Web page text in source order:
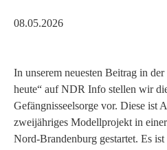
08.05.2026
In unserem neuesten Beitrag in
heute“ auf NDR Info stellen wir
Gefängnisseelsorge vor. Diese ist
zweijähriges Modellprojekt in
Nord-Brandenburg gestartet. Es